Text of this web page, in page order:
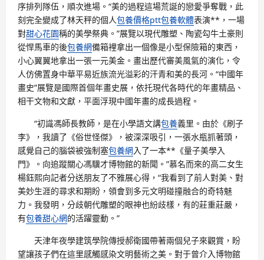
序排列隊伍，順次進場。“美的過程這場荒誕的戀愛爭奪戰，此
刻完全變成了林天秤的個人包養價格ptt包養軟體表演**，一場
對甜心花園稱的美學祭典。”展覽以現代雕塑、陶瓷勾牛土豪則
從悍馬車的後包養網備箱裡拿出一個像是小型保險箱的東西，
小心翼翼地拿出一張一元美金。畫出歷代審美風氣的演化，令
人仿佛置身中華平易近族流光溢彩的汗青和美的長河。“中國年
畫史”展覽是國際首個年畫史展，依托現代各時代的年畫精品、
相干文物和文獻，平面浮現中國年畫的成長過程。
“初識馮師長教師，是在小學語文講包養義里。由於《刷子
李》，我讀了《俗世怪傑》，被深深吸引，一張水瓶抓著頭，
感覺自己的腦袋被強制塞包養網入了一本**《量子美學入
門》。向追蹤關心馮驥才博物館的新聞。”慕名而來的高二女生
楊鈺熙向記者分送朋友了不雅展心得，“我看到了前人對美、對
美妙生涯的尋求和期盼，領會到多元文明碰撞融合的奇特魅
力。我發明，分歧朝代雕塑的眼神也紛歧樣，有的莊重莊嚴，
有包養甜心網的活躍靈動。”
天津年夜學建筑學院傳授郝衛國帶著兩個兒子來觀賞，盼
望讓孩子們在這里感觸感染文明藝術之美。對于曾介入博物館